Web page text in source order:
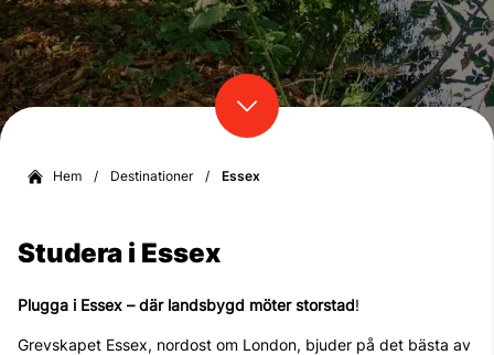
Hem / Destinationer / Essex
Studera i Essex
Plugga i Essex – där landsbygd möter storstad!
Grevskapet Essex, nordost om London, bjuder på det bästa av